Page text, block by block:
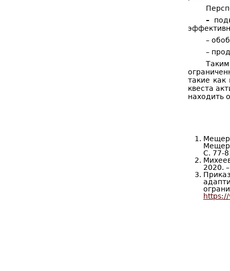
–
–
–
такие как
квеста
находить
С. 77-
2020.